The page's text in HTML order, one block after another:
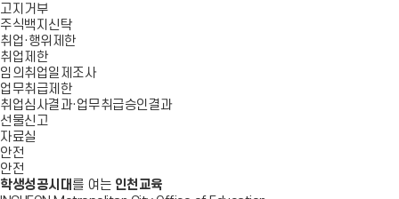
고지거부
주식백지신탁
취업·행위제한
취업제한
임의취업일제조사
업무취급제한
취업심사결과·업무취급승인결과
선물신고
자료실
안전
안전
학생성공시대 를 여는 인천교육